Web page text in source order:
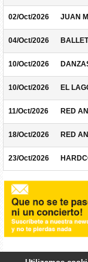
02/Oct/2026 JUAN
04/Oct/2026
10/Oct/2026
10/Oct/2026 EL
11/Oct/2026 RED
18/Oct/2026 RED
23/Oct/2026